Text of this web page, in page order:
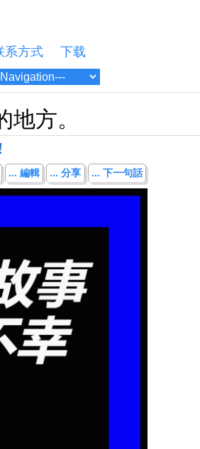
系方式 下载
方。
... 編輯 ... 分享 ... 下一句話